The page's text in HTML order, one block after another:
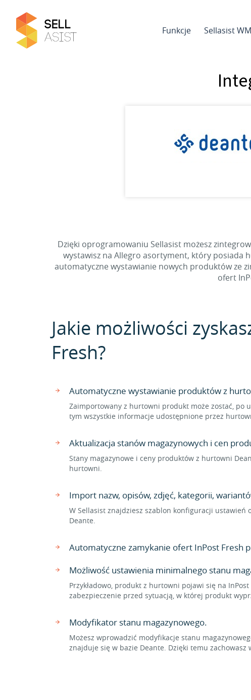
Funkcje Sellasist
Dzięki oprogramowaniu Sellasist możesz
wystawisz na Allegro asortyment, który posiada
automatyczne wystawianie nowych produktów ze
ofert
Jakie możliwości
Fresh?
Automatyczne wystawianie produktów z
Zaimportowany z hurtowni produkt może zostać, po
tym wszystkie informacje udostępnione przez
Aktualizacja stanów magazynowych i cen
Stany magazynowe i ceny produktów z hurtowni
hurtowni.
Import nazw, opisów, zdjęć, kategorii,
W Sellasist znajdziesz szablon konfiguracji
Deante.
Automatyczne zamykanie ofert InPost Fresh
Możliwość ustawienia minimalnego stanu
Przykładowo, produkt z hurtowni pojawi się na
zabezpieczenie przed sytuacją, w której produkt
Modyfikator stanu magazynowego.
Możesz wprowadzić modyfikacje stanu
znajduje się w bazie Deante. Dzięki temu